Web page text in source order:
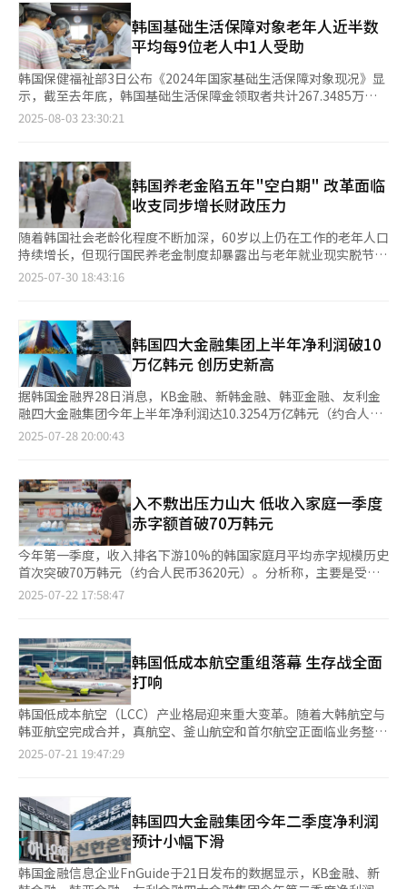
韩国基础生活保障对象老年人近半数
平均每9位老人中1人受助
韩国保健福祉部3日公布《2024年国家基础生活保障对象现况》显
示，截至去年底，韩国基础生活保障金领取者共计267.3485万
人。其中，普通领取者为257.3778万人，占比96.3%；居住在社会
各类补助的福利制度。申请人的收入必须低于一定标准，同时无可
扶养人或有但不具备扶养能力，才能成为领取者。 从年龄来看，
在普通领取者中，65岁以上老年人占比最高，达到42.8%。其后依
次为中年层（40至64岁）32.8%、青年层（20至39岁）9.8%、青
少年层（12至19岁）9.1%、学龄儿童（6至11岁）4.3%、婴幼儿
（0至5岁）1.3%。 随着人口老龄化加剧，基础生活保障领取者的
中老年人占比也持续上升。过去五年间，老年人占比从2020年的
35.4%逐渐升至2021年的37.6%、2022年的39.7%、2023年的
增长12.2个百分点。 去年全国总人口中领取者比例为5%，65岁以
上老年人中领取者比例达10.7%，在所有年龄中占比最高。其他年
龄人口领取者比例分别为12至19岁6.2%、6至11岁4.5%、40至64
岁4.1%、0至5岁2.1%、20至39岁2%。 从性别来看，女性领取者
为143.3945万人，多于男性的113.9833万人。在人口比例方面，
女性老年人中的领取比例为12.1%，男性老年人为9%。
2025-08-03 23:30:21
韩国养老金陷五年"空白期" 改革面临
收支同步增长财政压力
随着韩国社会老龄化程度不断加深，60岁以上仍在工作的老年人口
持续增长，但现行国民养老金制度却暴露出与老年就业现实脱节的
结构性问题。当前制度规定养老金领取起始年龄将逐步推迟至
收入保障体系的深切忧虑。 韩国国民年金公团于30日发布的数据
显示，1969年以后出生的参保人将在59岁停止保费缴纳义务，却
需等到至65岁方可开始领取养老金。面对这一制度性断层，专家指
出，应当将养老金参保年龄上限与领取年龄进行同步调整。在韩国
老年人口经济活动参与率已显著高于经合组织（OECD）成员国平
均水平的背景下，现行养老金制度亟需作出相应改革。延长参保期
限能提升参保人的养老金待遇水平，从而实质性强化退休保障。
然而，韩国国民年金研究院在最新发布的《养老金论坛2025年度
新的挑战。该研究以“缴费年龄上限延长至64岁、领取年龄维持
65岁”为假设情境进行精算推算结果显示，国民年金基金的枯竭时
点将从现行制度下的2055年提前至2054年。尽管缴费年限增加，
保费收入将同步增长，但也将同步提高参保人未来的养老金给付水
平，最终导致支出增速超过收入增速，形成“收支双增”的财政困
境。 专家指出，政府在推进参保年龄上调的同时，必须构建精细
化的配套政策体系以缓冲财政压力。报告中建议，建立缴费年龄与
领取年龄的弹性联动机制，实施渐进式调整；强化对低收入个体工
市场改革，形成政策合力。 学界普遍认为，扩大老年劳动者的养
老金参保覆盖，消除制度性保障盲区，是应对人口结构变化的必要
举措。然而，任何制度改革都应建立在严谨的财政评估基础上，并
同步强化对弱势群体的兜底保障，才能在实现代际公平的同时保持
长期可持续性。
2025-07-30 18:43:16
韩国四大金融集团上半年净利润破10
万亿韩元 创历史新高
据韩国金融界28日消息，KB金融、新韩金融、韩亚金融、友利金
融四大金融集团今年上半年净利润达10.3254万亿韩元（约合人民
币534.4亿元），同比增长10.5%，创历史新高。 从各集团表现来
金融集团为2.301万亿韩元，同比增长11.2%。然而，友利金融集
团则为1.5513万亿韩元，同比下降11.6%。 利息收入方面，四大
金融集团上半年利息收入合计21.0924万亿韩元，同比增长1.4%。
其中，新韩金融集团利息收入为5.7188万亿韩元，同比增长
1.4%；友利金融集团利息收入为4.5138万亿韩元，同比增长
2.7%；韩亚金融集团为4.4911万亿韩元，同比增长2.5%。虽然KB
金融集团利息收入最高，为6.3687万亿韩元，但较去年同期小幅下
降0.4%。与此同时，四大金融集团上半年非利息收入达7.2122万
大金融集团上半年交出历史上最佳成绩单，但由于韩国政府收紧家
庭贷款规则，预计下半年利息收入增长将陷入停滞。 韩国政府正
在敦促主要银行转变经营模式，摆脱对存贷利差（存款利率与贷款
利率之差）的过度依赖，将重心转向投资扩大。总统李在明本月24
日在首席秘书官会议上向金融机构强调：“不要沉迷于住房抵押贷
款等轻松的‘利息游戏’，要更加关注投资扩大，只有这样，金融
机构才能实现健康发展。” 为此，金融委员会将于28日召开由副
委员长权大暎主持的金融机构座谈会，邀请银行联合会、人寿保险
会负责人参会，共同探讨应对策略。
2025-07-28 20:00:43
入不敷出压力山大 低收入家庭一季度
赤字额首破70万韩元
今年第一季度，收入排名下游10%的韩国家庭月平均赤字规模历史
首次突破70万韩元（约合人民币3620元）。分析称，主要是受内
需低迷影响收入减少，刚需消费难以缩减，导致家庭生计压力山
入中剔除消费支出所余金额，可看做是家庭实际结余的可支配资
金。 统计厅按照收入标准，将家庭划为10个等级，从收入水平所
在阶层来看，第一分位（收入居下游10%）的家庭第一季度赤字额
为70.1万韩元，意味着消费支出超可支配收入高70万韩元。赤字规
模同比扩大22.3%，自2019年实施相关统计以来首次突破70万韩
元。 以第一季度为基准，收入居下游10%家庭的赤字从2019年的
55.5万韩元先后上升至2020年的57.1万韩元和2021年的67.5万韩
元后，2022年收窄至55.6万韩元。但2023年再度攀升至69.6万韩
配收入减少，消费支出增长是导致家庭赤字扩大的原因。收入下游
10%家庭今年第一季度可支配收入为56.4万韩元，同比下滑
6.4%。虽然劳动收入同比增长17.2%，但营业收入剧减30.9%，
转移性收入减少3.2%。第一季度消费支出为126.5万韩元，同比增
长7.6%。 第二分位（收入水平居下游10-20%）家庭赤字为17.5
万韩元，同比大幅增长23.4%。此外，第3至第10分位家庭均实现
2025-07-22 17:58:47
韩国低成本航空重组落幕 生存战全面
打响
韩国低成本航空（LCC）产业格局迎来重大变革。随着大韩航空与
韩亚航空完成合并，真航空、釜山航空和首尔航空正面临业务整
合，而易斯达航空于2023年被私募基金收购后重启运营。同时，
于本月实现首航。 随着低成本航空行业重组进程接近尾声，市场
预测低成本航空将迎来更为激烈的生存竞争。韩国作为国土面积有
限且人口规模相对较小的市场，却聚集了过多低成本航空运营商，
导致市场竞争日趋白热化。即便是市场份额位居首位的济州航空，
在去年发生安全事故后，为消除负面影响也不得不推出一系列激进
2025-07-21 19:47:29
韩国四大金融集团今年二季度净利润
预计小幅下滑
韩国金融信息企业FnGuide于21日发布的数据显示，KB金融、新